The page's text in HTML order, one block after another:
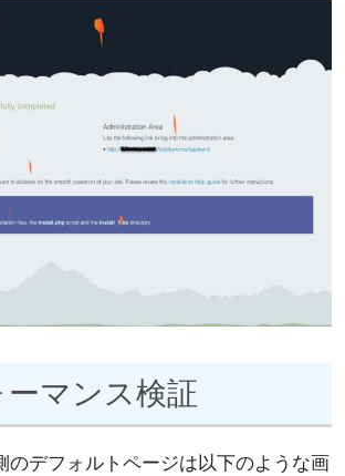
マンス検証
のデフォルトページは以下のような画